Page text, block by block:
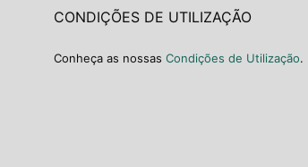
CONDIÇÕES DE UTILIZAÇÃO
Conheça as nossas Condições de Utilização.